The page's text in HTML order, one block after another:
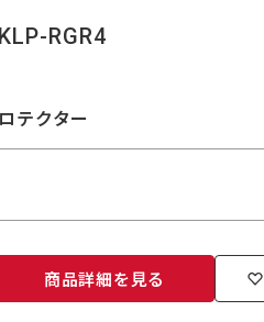
RGR4
テクター
商品詳細を見る